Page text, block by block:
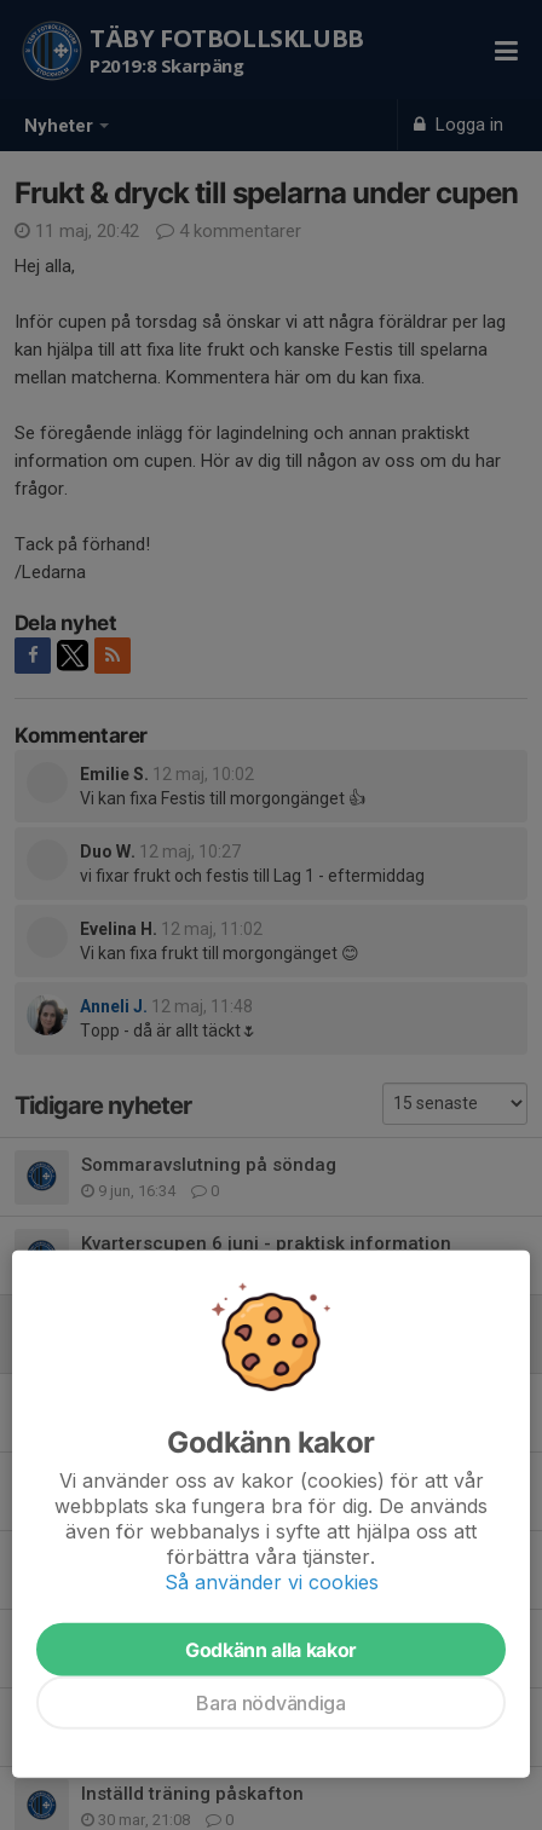
Nyheter Logga in
TÄBY FOTBOLLSKLUBB
P2019:8 Skarpäng
Frukt & dryck till spelarna under cupen
11 maj, 20:42
4 kommentarer
Hej alla,
Inför cupen på torsdag så önskar vi att några föräldrar per lag
kan hjälpa till att fixa lite frukt och kanske Festis till spelarna
mellan matcherna. Kommentera här om du kan fixa.
Se föregående inlägg för lagindelning och annan praktiskt
information om cupen. Hör av dig till någon av oss om du har
frågor.
Tack på förhand!
/Ledarna
Dela nyhet
Kommentarer
Emilie S. 12 maj, 10:02
Vi kan fixa Festis till morgongänget 👍
Duo W. 12 maj, 10:27
vi fixar frukt och festis till Lag 1 - eftermiddag
Evelina H. 12 maj, 11:02
Vi kan fixa frukt till morgongänget 😊
Anneli J. 12 maj, 11:48
Topp - då är allt täckt🌷
Tidigare nyheter
Sommaravslutning på söndag
9 jun, 16:34 0
Kvarterscupen 6 juni - praktisk information
Frukt & dryck till spelarna under cupen
4
Ny tränare och lagbild
23 apr, 19:56 1
Fotbollsskola i juni och augusti
21 apr, 21:33 0
15 apr, 21:42 0
Information om utomhussäsongen
Inställd träning påskafton
30 mar, 21:08 0
Godkänn kakor
Vi använder oss av kakor (cookies) för att vår
webbplats ska fungera bra för dig. De används
även för webbanalys i syfte att hjälpa oss att
förbättra våra tjänster.
Så använder vi cookies
Godkänn alla kakor
Bara nödvändiga